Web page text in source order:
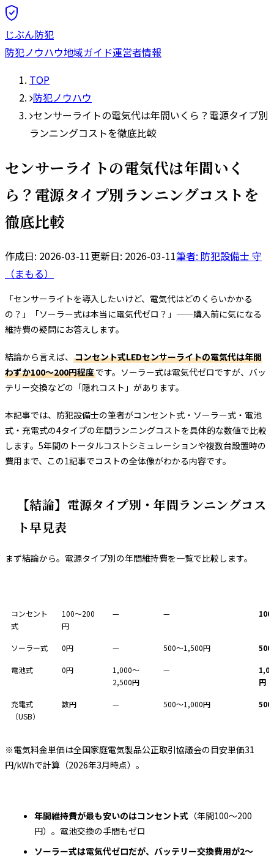
じぶん防犯
防犯ノウハウ地域ガイド運営者情報
TOP
防犯ノウハウ
センサーライトの電気代は年間いくら？電源タイプ別
ランニングコストを徹底比較
センサーライトの電気代は年間いく
ら？電源タイプ別ランニングコストを
徹底比較
作成日: 2026-03-11更新日: 2026-03-11筆者: 防犯設備士 守
（まもる）
「センサーライトを導入したいけど、電気代はどのくらいかかる
の？」「ソーラー式は本当に電気代ゼロ？」——購入前に気になる
維持費の疑問にお答えします。
結論から言えば、 コンセント式LEDセンサーライトの電気代は年間
わずか100〜200円程度です。ソーラー式は電気代ゼロですが、バッ
テリー交換などの「隠れコスト」があります。
本記事では、防犯設備士の筆者がコンセント式・ソーラー式・電池
式・充電式の4タイプの年間ランニングコストを具体的な数値で比較
します。5年間のトータルコストシミュレーションや複数台設置時の
費用まで、この1記事でコストの全体像がわかる内容です。
【結論】電源タイプ別・年間ランニングコス
ト早見表
まず結論から。電源タイプ別の年間維持費を一覧で比較します。
コンセント
式
100〜200
円
— — 100
ソーラー式 0円 — 500〜1,500円 500
電池式 0円
1,000〜
2,500円
—
円
充電式
（USB）
数円 — 500〜1,000円 500
※電気料金単価は全国家庭電気製品公正取引協議会の目安単価31
円/kWhで計算（2026年3月時点）。
年間維持費が最も安いのはコンセント式 （年間100〜200
円）。電池交換の手間もゼロ
ソーラー式は電気代ゼロだが、バッテリー交換費用が2〜